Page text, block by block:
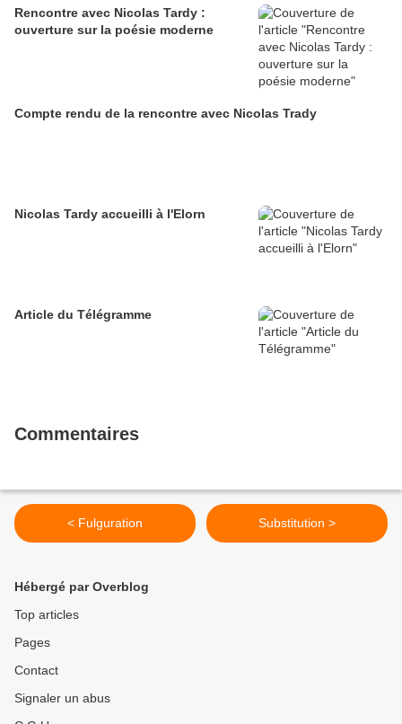
Rencontre avec Nicolas Tardy :
ouverture sur la poésie moderne
Compte rendu de la rencontre avec Nicolas Trady
Nicolas Tardy accueilli à l'Elorn
Article du Télégramme
Commentaires
< Fulguration Substitution >
Hébergé par Overblog
Top articles
Pages
Contact
Signaler un abus